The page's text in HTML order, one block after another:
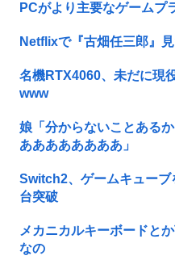
PCがより主要なゲームプ
Netflixで『古畑任三郎』
名機RTX4060、未だに現
www
娘「分からないことある
ああああああああ」
Switch2、ゲームキュー
台突破
メカニカルキーボードと
なの